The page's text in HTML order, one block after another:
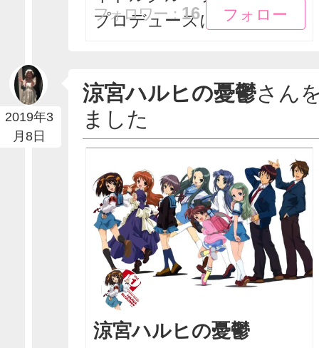
プロデュースにより...
フォロー
フォロー
フォロワー：16
2019年3
月8日
涼宮ハルヒの憂鬱さん
ました
涼宮ハルヒの憂鬱